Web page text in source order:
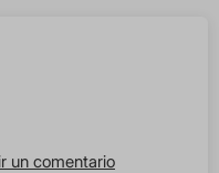
un comentario